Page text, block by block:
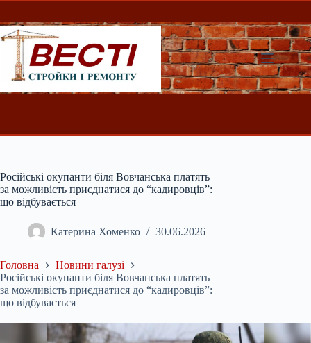
Перейти
вмісту
Російські окупанти біля Вовчанська платять
за можливість приєднатися до “кадировців”:
що відбувається
Катерина Хоменко 30.06.2026
Головна
Новини галузі
Російські окупанти біля Вовчанська платять
за можливість приєднатися до “кадировців”:
що відбувається